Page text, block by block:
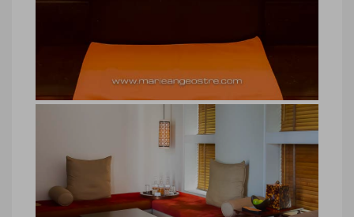
hôtel luxe Oman, The Chedi jardins ©
Marie-Ange Ostré